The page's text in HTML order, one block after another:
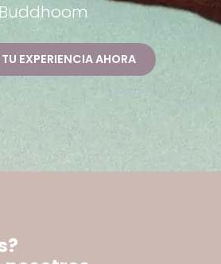
Buddhoom
EXPERIENCIA AHORA